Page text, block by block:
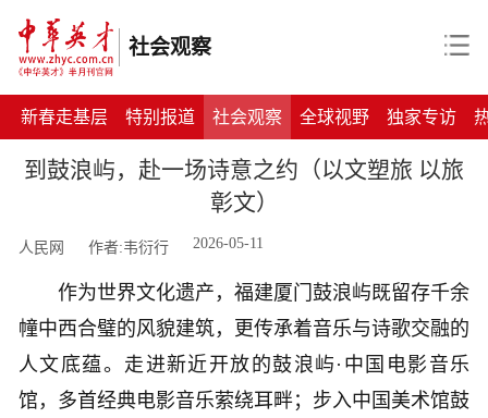
社会观察
新春走基层 特别报道 社会观察 全球视野 独家专访
到鼓浪屿，赴一场诗意之约（以文塑旅 以旅
彰文）
人民网 作者:韦衍行 2026-05-11
作为世界文化遗产，福建厦门鼓浪屿既留存千余
幢中西合璧的风貌建筑，更传承着音乐与诗歌交融的
人文底蕴。走进新近开放的鼓浪屿·中国电影音乐
馆，多首经典电影音乐萦绕耳畔；步入中国美术馆鼓